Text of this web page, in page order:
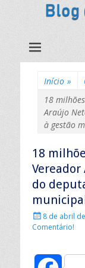
Início »
18
Araújo
à gestão
18
do
P
u
8 de abril
Comentário!